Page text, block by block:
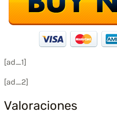
[ad_1]
[ad_2]
Valoraciones